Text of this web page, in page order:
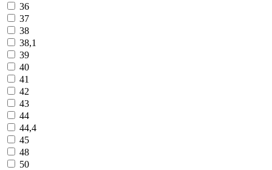
36
37
38
38,1
39
40
41
42
43
44
44,4
45
48
50